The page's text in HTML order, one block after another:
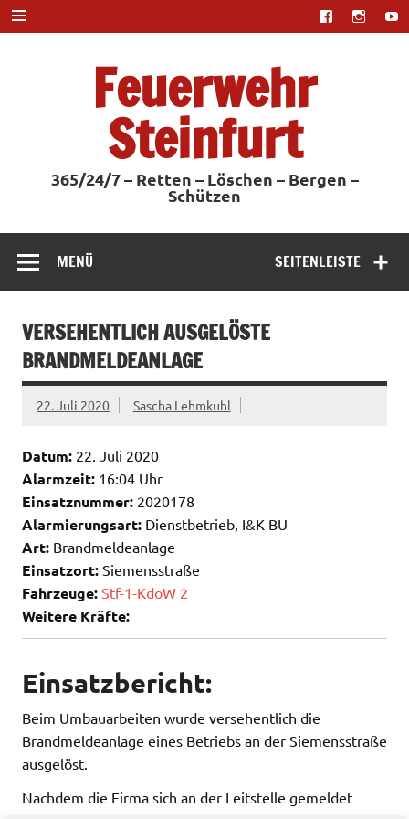
Zum
Inhalt
springen
Feuerwehr
Steinfurt
365/24/7 – Retten – Löschen – Bergen –
Schützen
SEITENLEISTE
MENÜ
VERSEHENTLICH AUSGELÖSTE
BRANDMELDEANLAGE
22. Juli 2020 Sascha Lehmkuhl
Datum: 22. Juli 2020
Alarmzeit: 16:04 Uhr
Einsatznummer: 2020178
Alarmierungsart: Dienstbetrieb, I&K BU
Art: Brandmeldeanlage
Einsatzort: Siemensstraße
Fahrzeuge: Stf-1-KdoW 2
Weitere Kräfte:
Einsatzbericht:
Beim Umbauarbeiten wurde versehentlich die
Brandmeldeanlage eines Betriebs an der Siemensstraße
ausgelöst.
Nachdem die Firma sich an der Leitstelle gemeldet